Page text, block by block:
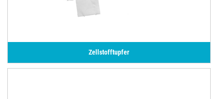
Zellstofftupfer